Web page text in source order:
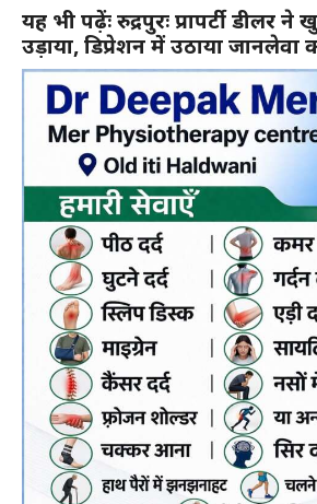
यह भी पढ़ेंः रुद्रपुरः प्रापर्टी डीलर
उड़ाया, डिप्रेशन में उठाया जानलेवा